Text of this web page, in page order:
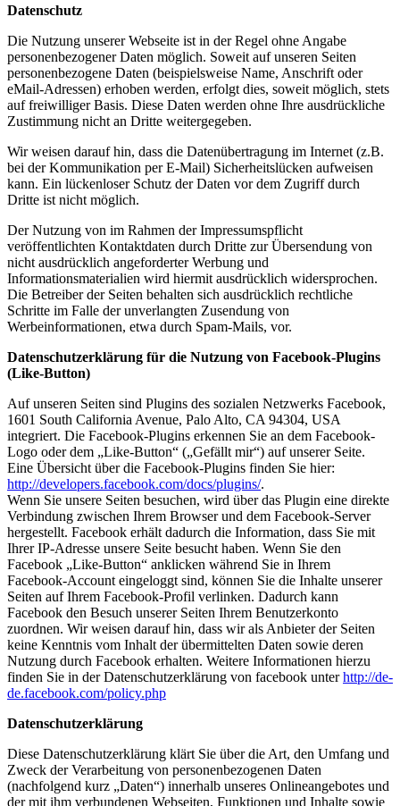
Datenschutz
Die Nutzung unserer Webseite ist in der Regel ohne Angabe
personenbezogener Daten möglich. Soweit auf unseren Seiten
personenbezogene Daten (beispielsweise Name, Anschrift oder
eMail-Adressen) erhoben werden, erfolgt dies, soweit möglich, stets
auf freiwilliger Basis. Diese Daten werden ohne Ihre ausdrückliche
Zustimmung nicht an Dritte weitergegeben.
Wir weisen darauf hin, dass die Datenübertragung im Internet (z.B.
bei der Kommunikation per E-Mail) Sicherheitslücken aufweisen
kann. Ein lückenloser Schutz der Daten vor dem Zugriff durch
Dritte ist nicht möglich.
Der Nutzung von im Rahmen der Impressumspflicht
veröffentlichten Kontaktdaten durch Dritte zur Übersendung von
nicht ausdrücklich angeforderter Werbung und
Informationsmaterialien wird hiermit ausdrücklich widersprochen.
Die Betreiber der Seiten behalten sich ausdrücklich rechtliche
Schritte im Falle der unverlangten Zusendung von
Werbeinformationen, etwa durch Spam-Mails, vor.
Datenschutzerklärung für die Nutzung von Facebook-Plugins
(Like-Button)
Auf unseren Seiten sind Plugins des sozialen Netzwerks Facebook,
1601 South California Avenue, Palo Alto, CA 94304, USA
integriert. Die Facebook-Plugins erkennen Sie an dem Facebook-
Logo oder dem „Like-Button“ („Gefällt mir“) auf unserer Seite.
Eine Übersicht über die Facebook-Plugins finden Sie hier:
http://developers.facebook.com/docs/plugins/.
Wenn Sie unsere Seiten besuchen, wird über das Plugin eine direkte
Verbindung zwischen Ihrem Browser und dem Facebook-Server
hergestellt. Facebook erhält dadurch die Information, dass Sie mit
Ihrer IP-Adresse unsere Seite besucht haben. Wenn Sie den
Facebook „Like-Button“ anklicken während Sie in Ihrem
Facebook-Account eingeloggt sind, können Sie die Inhalte unserer
Seiten auf Ihrem Facebook-Profil verlinken. Dadurch kann
Facebook den Besuch unserer Seiten Ihrem Benutzerkonto
zuordnen. Wir weisen darauf hin, dass wir als Anbieter der Seiten
keine Kenntnis vom Inhalt der übermittelten Daten sowie deren
Nutzung durch Facebook erhalten. Weitere Informationen hierzu
finden Sie in der Datenschutzerklärung von facebook unterhttp://de-
de.facebook.com/policy.php
Datenschutzerklärung
Diese Datenschutzerklärung klärt Sie über die Art, den Umfang und
Zweck der Verarbeitung von personenbezogenen Daten
(nachfolgend kurz „Daten“) innerhalb unseres Onlineangebotes und
der mit ihm verbundenen Webseiten, Funktionen und Inhalte sowie